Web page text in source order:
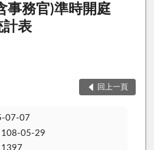
事務官)準時開庭
計表
回上一頁
07-07
108-05-29
1397